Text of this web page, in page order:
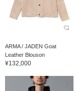
ARMA / JADEN Goat
Leather Blouson
¥132,000